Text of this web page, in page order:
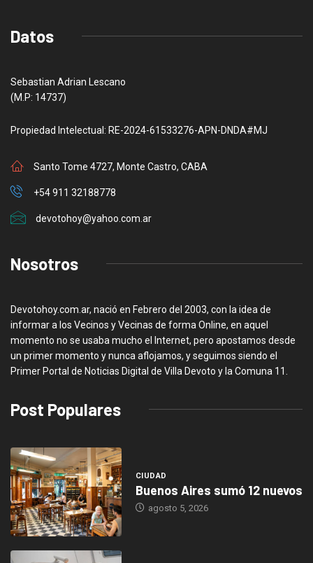
Datos
Sebastian Adrian Lescano
(M.P: 14737)
Propiedad Intelectual: RE-2024-61533276-APN-DNDA#MJ
Santo Tome 4727, Monte Castro, CABA
+54 911 32188778
devotohoy@yahoo.com.ar
Nosotros
Devotohoy.com.ar, nació en Febrero del 2003, con la idea de
informar a los Vecinos y Vecinas de forma Online, en aquel
momento no se usaba mucho el Internet, pero apostamos desde
un primer momento y nunca aflojamos, y seguimos siendo el
Primer Portal de Noticias Digital de Villa Devoto y la Comuna 11.
Post Populares
CIUDAD
Buenos Aires sumó 12 nuevos
agosto 5, 2026